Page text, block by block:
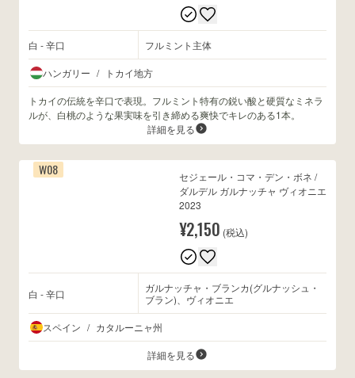
白 - 辛口 フルミント主体
ハンガリー / トカイ地方
トカイの伝統を辛口で表現。フルミント特有の鋭い酸と硬質なミネラ
ルが、白桃のような果実味を引き締める爽快でキレのある1本。
詳細を見る
W08
セジェール・コマ・デン・ボネ /
ダルデル ガルナッチャ ヴィオニエ
2023
¥2,150 (税込)
白 - 辛口
ガルナッチャ・ブランカ(グルナッシュ・
ブラン)、ヴィオニエ
スペイン / カタルーニャ州
詳細を見る